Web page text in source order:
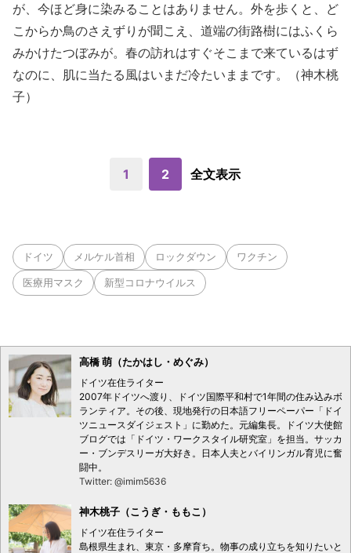
が、今ほど身に染みることはありません。外を歩くと、ど
こからか鳥のさえずりが聞こえ、道端の街路樹にはふくら
みかけたつぼみが。春の訪れはすぐそこまで来ているはず
なのに、肌に当たる風はいまだ冷たいままです。（神木桃
子）
1 2 全文表示
ドイツ メルケル首相 ロックダウン ワクチン
医療用マスク 新型コロナウイルス
高橋 萌（たかはし・めぐみ）
ドイツ在住ライター
2007年ドイツへ渡り、ドイツ国際平和村で1年間の住み込みボ
ランティア。その後、現地発行の日本語フリーペーパー「ドイ
ツニュースダイジェスト」に勤めた。元編集長。ドイツ大使館
ブログでは「ドイツ・ワークスタイル研究室」を担当。サッカ
ー・ブンデスリーガ大好き。日本人夫とバイリンガル育児に奮
闘中。
Twitter: @imim5636
神木桃子（こうぎ・ももこ）
ドイツ在住ライター
島根県生まれ、東京・多摩育ち。物事の成り立ちを知りたいと